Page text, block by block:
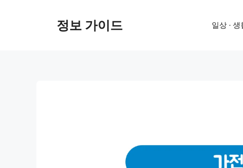
정보 가이드 일상 ·